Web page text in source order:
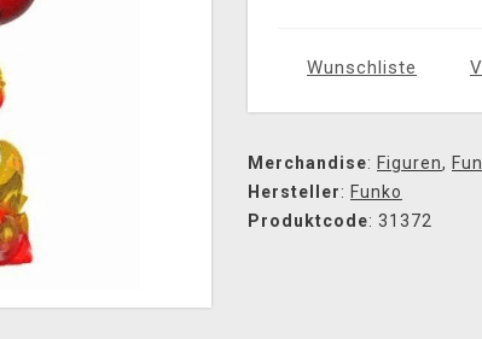
Wunschliste
Merchandise: Figuren,
Hersteller: Funko
Produktcode: 31372